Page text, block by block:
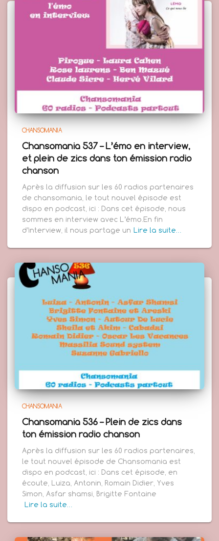
CHANSOMANIA
Chansomania 537 – L’émo en interview,
et plein de zics dans ton émission radio
chanson
Après la diffusion sur les 60 radios partenaires
de chansomania, le tout nouvel épisode est
dispo en podcast, ici : Dans cet épisode, nous
sommes en interview avec L’émo.En fin
d’interview, il nous partage un Lire la suite…
CHANSOMANIA
Chansomania 536 – Plein de zics dans
ton émission radio chanson
Après la diffusion sur les 60 radios partenaires,
le tout nouvel épisode de Chansomania est
dispo en podcast, ici : Dans cet épisode, en
écoute, Luiza, Antonin, Romain Didier, Yves
Simon, Asfar shamsi, Brigitte Fontaine
Lire la suite…